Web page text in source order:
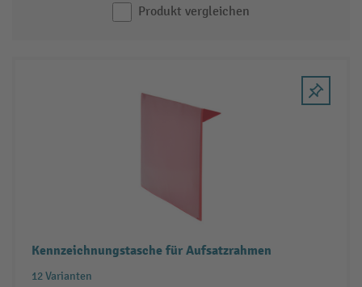
Produkt vergleichen
Kennzeichnungstasche für Aufsatzrahmen
12 Varianten